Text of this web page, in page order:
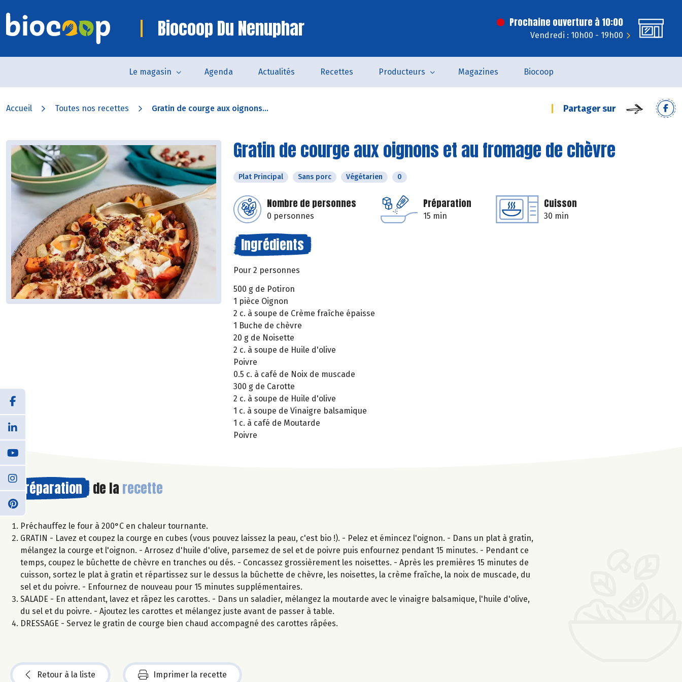
Biocoop Du Nenuphar Prochaine ouverture à 10:00
Vendredi : 10h00 - 19h00
Le magasin Agenda Actualités Recettes Producteurs Magazines Biocoop
Accueil Toutes nos recettes Gratin de courge aux oignons... Partager sur
Gratin de courge aux oignons et au fromage de chèvre
Plat Principal Sans porc Végétarien 0
Nombre de personnes
0 personnes
Préparation
15 min
Cuisson
30 min
Ingrédients
Pour 2 personnes
500 g de Potiron
1 pièce Oignon
2 c. à soupe de Crème fraîche épaisse
1 Buche de chèvre
20 g de Noisette
2 c. à soupe de Huile d'olive
Poivre
0.5 c. à café de Noix de muscade
300 g de Carotte
2 c. à soupe de Huile d'olive
1 c. à soupe de Vinaigre balsamique
1 c. à café de Moutarde
Poivre
Préparation de la recette
Préchauffez le four à 200°C en chaleur tournante.
GRATIN - Lavez et coupez la courge en cubes (vous pouvez laissez la peau, c'est bio !). - Pelez et émincez l'oignon. - Dans un plat à gratin,
mélangez la courge et l'oignon. - Arrosez d'huile d'olive, parsemez de sel et de poivre puis enfournez pendant 15 minutes. - Pendant ce
temps, coupez le bûchette de chèvre en tranches ou dés. - Concassez grossièrement les noisettes. - Après les premières 15 minutes de
cuisson, sortez le plat à gratin et répartissez sur le dessus la bûchette de chèvre, les noisettes, la crème fraîche, la noix de muscade, du
sel et du poivre. - Enfournez de nouveau pour 15 minutes supplémentaires.
SALADE - En attendant, lavez et râpez les carottes. - Dans un saladier, mélangez la moutarde avec le vinaigre balsamique, l'huile d'olive,
du sel et du poivre. - Ajoutez les carottes et mélangez juste avant de passer à table.
DRESSAGE - Servez le gratin de courge bien chaud accompagné des carottes râpées.
Retour à la liste Imprimer la recette